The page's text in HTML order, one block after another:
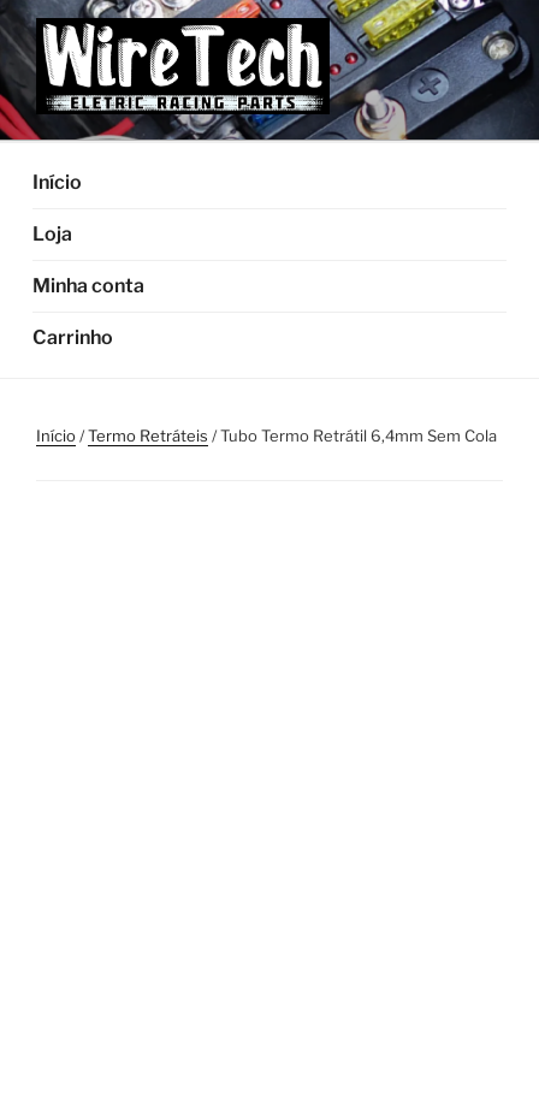
Pular
para
o
conteúdo
Início
Loja
Minha conta
Carrinho
Início/Termo Retráteis / Tubo Termo Retrátil 6,4mm Sem Cola